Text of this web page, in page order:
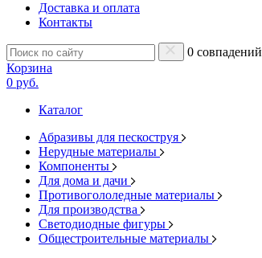
Доставка и оплата
Контакты
0 совпадений
Корзина
0 руб.
Каталог
Абразивы для пескоструя
Нерудные материалы
Компоненты
Для дома и дачи
Противогололедные материалы
Для производства
Светодиодные фигуры
Общестроительные материалы